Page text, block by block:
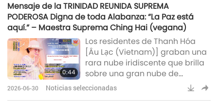
Amor Verdadero, Apreciemos la
Tierra” en el reconocido
complejo comercial Hanshin
Arena de Kaohsiung. Con
motivo del Día de la Tierra, el
evento reunió música, arte y
gastronomía ve
Mensaje de la TRINIDAD REUNIDA SUPREMA
PODEROSA Digna de toda Alabanza: “La Paz está
aquí.” – Maestra Suprema Ching Hai (vegana)
0:44
Los residentes de Thanh Hóa
[Âu Lạc (Vietnam)] graban una
rara nube iridiscente que brilla
sobre una gran nube de
tormenta el 24 de junio, con
2026-06-30 Noticias seleccionadas